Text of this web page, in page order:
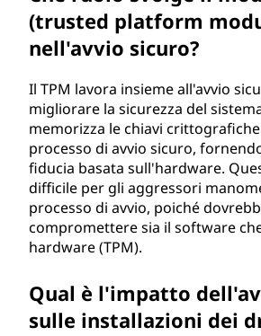
(trusted platform
nell'avvio sicuro?
Il TPM lavora insieme all'avvio
migliorare la sicurezza del
memorizza le chiavi
processo di avvio sicuro,
fiducia basata sull'hardware.
difficile per gli aggressori
processo di avvio, poiché
compromettere sia il software
hardware (TPM).
Qual è l'impatto
sulle installazioni dei